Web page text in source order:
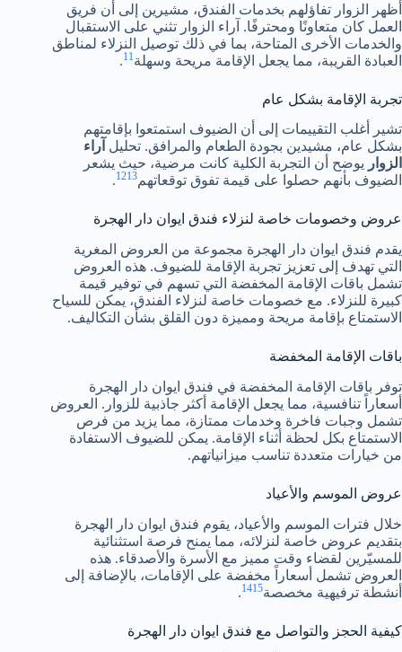
أظهر الزوار تفاؤلهم بخدمات الفندق، مشيرين إلى أن فريق
العمل كان متعاونًا ومحترفًا. آراء الزوار تثني على الاستقبال
والخدمات الأخرى المتاحة، بما في ذلك توصيل النزلاء لمناطق
العبادة القريبة، مما يجعل الإقامة مريحة وسهلة 11
.
تجربة الإقامة بشكل عام
تشير أغلب التقييمات إلى أن الضيوف استمتعوا بإقامتهم
بشكل عام، مشيدين بجودة الطعام والمرافق. تحليل آراء
الزوار يوضح أن التجربة الكلية كانت مرضية، حيث يشعر
الضيوف بأنهم حصلوا على قيمة تفوق توقعاتهم
1213
.
عروض وخصومات خاصة لنزلاء فندق ايوان دار الهجرة
يقدم فندق ايوان دار الهجرة مجموعة من العروض المغرية
التي تهدف إلى تعزيز تجربة الإقامة للضيوف. هذه العروض
تشمل باقات الإقامة المخفضة التي تسهم في توفير قيمة
كبيرة للنزلاء. مع خصومات خاصة لنزلاء الفندق، يمكن للسياح
الاستمتاع بإقامة مريحة ومميزة دون القلق بشأن التكاليف.
باقات الإقامة المخفضة
توفر باقات الإقامة المخفضة في فندق ايوان دار الهجرة
أسعاراً تنافسية، مما يجعل الإقامة أكثر جاذبية للزوار. العروض
تشمل وجبات فاخرة وخدمات ممتازة، مما يزيد من فرص
الاستمتاع بكل لحظة أثناء الإقامة. يمكن للضيوف الاستفادة
من خيارات متعددة تناسب ميزانياتهم.
عروض الموسم والأعياد
خلال فترات الموسم والأعياد، يقوم فندق ايوان دار الهجرة
بتقديم عروض خاصة لنزلائه، مما يمنح فرصة استثنائية
للمسيّرين لقضاء وقت مميز مع الأسرة والأصدقاء. هذه
العروض تشمل أسعاراً مخفضة على الإقامات، بالإضافة إلى
أنشطة ترفيهية مخصصة
1415
.
كيفية الحجز والتواصل مع فندق ايوان دار الهجرة